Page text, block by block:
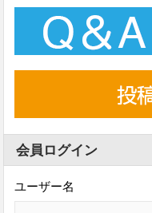
会員ログイン
ユーザー名